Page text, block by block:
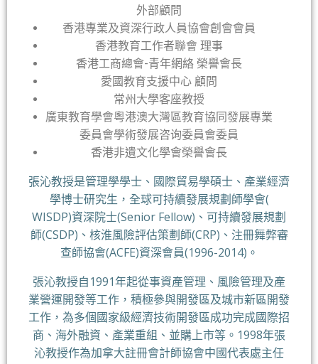
外部顧問
香港專業及資深行政人員協會創會會員
香港教育工作者聯會 理事
香港工商總會-青年網絡 榮譽會長
愛國教育支援中心 顧問
常州大學客座教授
廣東教育學會粵港澳大灣區教育協同發展專業
委員會學術發展咨询委員會委員
香港非遺文化學會榮譽會長
張沁教授是管理學學士、國際貿易學碩士、產業經濟
學博士研究生，全球可持續發展規劃師學會(
WISDP)資深院士(Senior Fellow)、可持續發展規劃
師(CSDP)、核淮風險評估策劃師(CRP)、注冊舞弊審
查師協會(ACFE)資深會員(1996-2014)。
張沁教授自1991年起從事資產管理、風險管理及產
業營運開發等工作，積極參與開發區及城市新區開發
工作，為多個國家級經濟技術開發區成功完成國際招
商、海外融資、產業重組、並購上市等。1998年張
沁教授作為加拿大註冊會計師協會中國代表處主任